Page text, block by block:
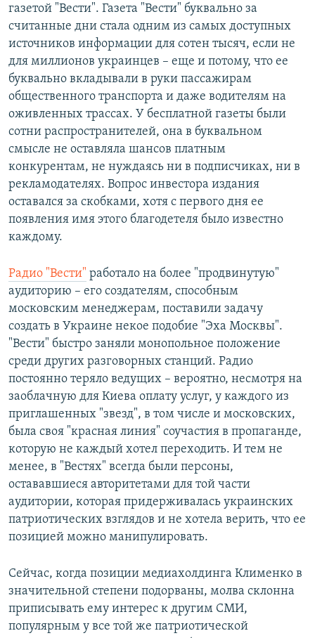
газетой "Вести". Газета "Вести" буквально за
считанные дни стала одним из самых доступных
источников информации для сотен тысяч, если не
для миллионов украинцев – еще и потому, что ее
буквально вкладывали в руки пассажирам
общественного транспорта и даже водителям на
оживленных трассах. У бесплатной газеты были
сотни распространителей, она в буквальном
смысле не оставляла шансов платным
конкурентам, не нуждаясь ни в подписчиках, ни в
рекламодателях. Вопрос инвестора издания
оставался за скобками, хотя с первого дня ее
появления имя этого благодетеля было известно
каждому.
Радио "Вести" работало на более "продвинутую"
аудиторию – его создателям, способным
московским менеджерам, поставили задачу
создать в Украине некое подобие "Эха Москвы".
"Вести" быстро заняли монопольное положение
среди других разговорных станций. Радио
постоянно теряло ведущих – вероятно, несмотря на
заоблачную для Киева оплату услуг, у каждого из
приглашенных "звезд", в том числе и московских,
была своя "красная линия" соучастия в пропаганде,
которую не каждый хотел переходить. И тем не
менее, в "Вестях" всегда были персоны,
остававшиеся авторитетами для той части
аудитории, которая придерживалась украинских
патриотических взглядов и не хотела верить, что ее
позицией можно манипулировать.
Сейчас, когда позиции медиахолдинга Клименко в
значительной степени подорваны, молва склонна
приписывать ему интерес к другим СМИ,
популярным у все той же патриотической